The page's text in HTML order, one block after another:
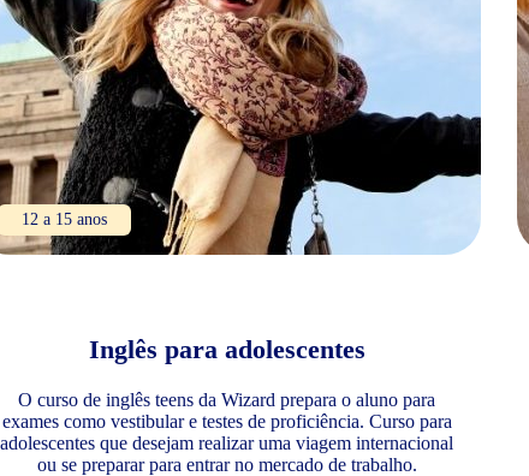
12 a 15 anos
Inglês para adolescentes
O curso de inglês teens da Wizard prepara o aluno para
exames como vestibular e testes de proficiência. Curso para
adolescentes que desejam realizar uma viagem internacional
ou se preparar para entrar no mercado de trabalho.